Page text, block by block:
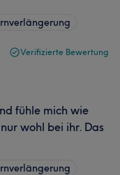
Verifizierte Bewertung
fühle mich wie
wohl bei ihr. Das